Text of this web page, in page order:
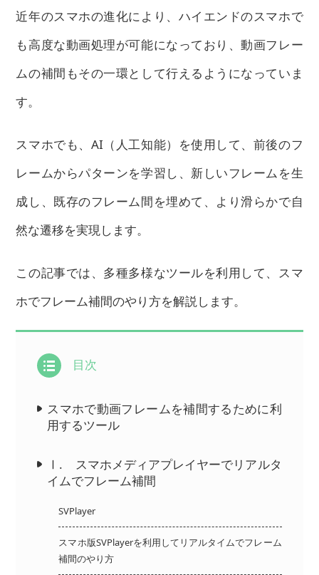
近年のスマホの進化により、ハイエンドのスマホで
も高度な動画処理が可能になっており、動画フレー
ムの補間もその一環として行えるようになっていま
す。
スマホでも、AI（人工知能）を使用して、前後のフ
レームからパターンを学習し、新しいフレームを生
成し、既存のフレーム間を埋めて、より滑らかで自
然な遷移を実現します。
この記事では、多種多様なツールを利用して、スマ
ホでフレーム補間のやり方を解説します。
目次
スマホで動画フレームを補間するために利
用するツール
Ⅰ. スマホメディアプレイヤーでリアルタ
イムでフレーム補間
SVPlayer
スマホ版SVPlayerを利用してリアルタイムでフレーム
補間のやり方